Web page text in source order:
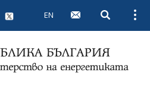
EN Open